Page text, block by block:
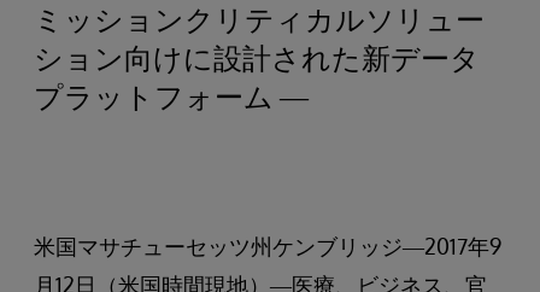
ミッションクリティカルソリュー
ション向けに設計された新データ
プラットフォーム ―
米国マサチューセッツ州ケンブリッジ―2017年9
月12日（米国時間現地）―医療、ビジネス、官